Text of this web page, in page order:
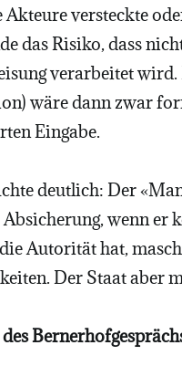
versteckte
das Risiko, dass
verarbeitet
wäre dann zwar
Eingabe.
deutlich: Der
wenn
Autorität hat,
Der Staat aber